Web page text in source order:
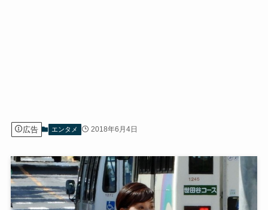
広告 エンタメ 2018年6月4日